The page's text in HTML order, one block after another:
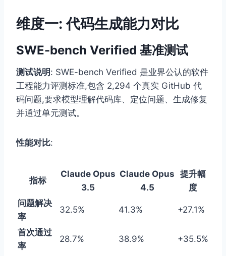
维度一: 代码生成能力对比
SWE-bench Verified 基准测试
测试说明: SWE-bench Verified 是业界公认的软件
工程能力评测标准,包含 2,294 个真实 GitHub 代
码问题,要求模型理解代码库、定位问题、生成修复
并通过单元测试。
性能对比:
指标
Claude Opus
3.5
Claude Opus
4.5
提升幅
度
问题解决
率
32.5% 41.3% +27.1%
首次通过
率
28.7% 38.9% +35.5%